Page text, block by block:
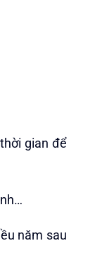
gian để
năm sau